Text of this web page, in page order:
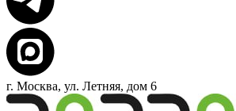
г. Москва, ул. Летняя, дом 6